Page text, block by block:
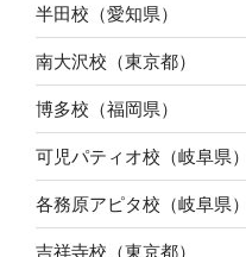
半田校（愛知県）
南大沢校（東京都）
博多校（福岡県）
可児パティオ校（岐阜県）
各務原アピタ校（岐阜県）
吉祥寺校（東京都）